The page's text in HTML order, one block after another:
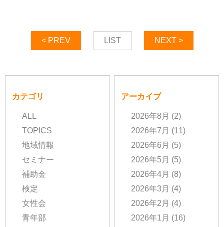
< PREV LIST NEXT >
カテゴリ
ALL
TOPICS
地域情報
セミナー
補助金
検定
女性会
青年部
アーカイブ
2026年8月 (2)
2026年7月 (11)
2026年6月 (5)
2026年5月 (5)
2026年4月 (8)
2026年3月 (4)
2026年2月 (4)
2026年1月 (16)